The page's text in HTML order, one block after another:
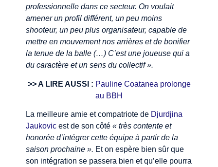
professionnelle dans ce secteur. On voulait
amener un profil différent, un peu moins
shooteur, un peu plus organisateur, capable de
mettre en mouvement nos arrières et de bonifier
la tenue de la balle (…) C’est une joueuse qui a
du caractère et un sens du collectif ».
>> A LIRE AUSSI : Pauline Coatanea prolonge
au BBH
La meilleure amie et compatriote de Djurdjina
Jaukovicest de son côté « très contente et
honorée d’intégrer cette équipe à partir de la
saison prochaine ». Et on espère bien sûr que
son intégration se passera bien et qu’elle pourra